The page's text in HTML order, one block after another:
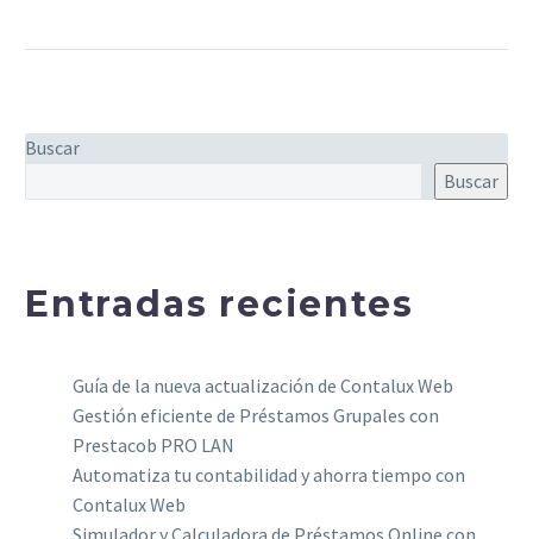
Buscar
Buscar
Entradas recientes
Guía de la nueva actualización de Contalux Web
Gestión eficiente de Préstamos Grupales con
Prestacob PRO LAN
Automatiza tu contabilidad y ahorra tiempo con
Contalux Web